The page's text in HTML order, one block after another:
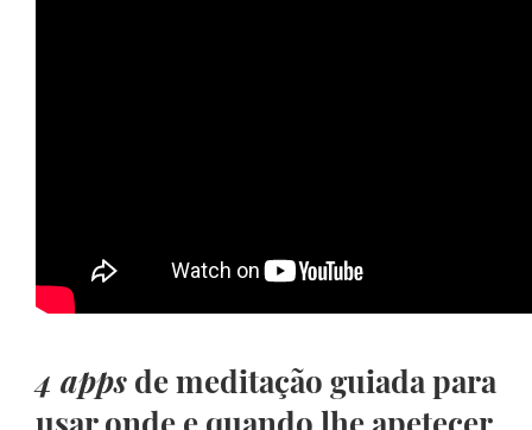
4 apps de meditação guiada para